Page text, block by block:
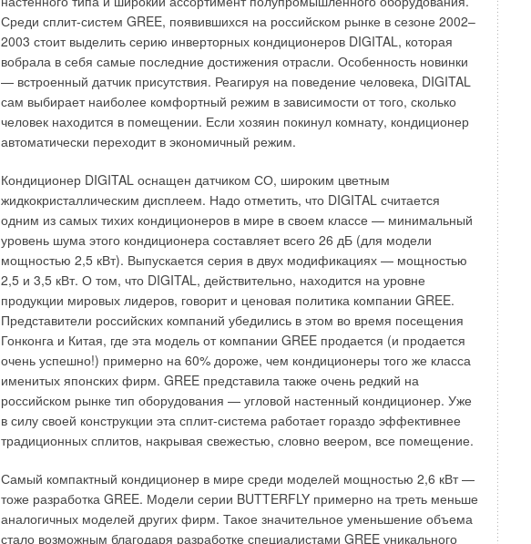
Среди сплит-систем GREE, появившихся на российском рынке в сезоне 2002–
2003 стоит выделить серию инверторных кондиционеров DIGITAL, которая
вобрала в себя самые последние достижения отрасли. Особенность новинки
— встроенный датчик присутствия. Реагируя на поведение человека, DIGITAL
сам выбирает наиболее комфортный режим в зависимости от того, сколько
человек находится в помещении. Если хозяин покинул комнату, кондиционер
автоматически переходит в экономичный режим.
Кондиционер DIGITAL оснащен датчиком СО, широким цветным
жидкокристаллическим дисплеем. Надо отметить, что DIGITAL считается
одним из самых тихих кондиционеров в мире в своем классе — минимальный
уровень шума этого кондиционера составляет всего 26 дБ (для модели
мощностью 2,5 кВт). Выпускается серия в двух модификациях — мощностью
2,5 и 3,5 кВт. О том, что DIGITAL, действительно, находится на уровне
продукции мировых лидеров, говорит и ценовая политика компании GREE.
Представители российских компаний убедились в этом во время посещения
Гонконга и Китая, где эта модель от компании GREE продается (и продается
очень успешно!) примерно на 60% дороже, чем кондиционеры того же класса
именитых японских фирм. GREE представила также очень редкий на
российском рынке тип оборудования — угловой настенный кондиционер. Уже
в силу своей конструкции эта сплит-система работает гораздо эффективнее
традиционных сплитов, накрывая свежестью, словно веером, все помещение.
Самый компактный кондиционер в мире среди моделей мощностью 2,6 кВт —
тоже разработка GREE. Модели серии BUTTERFLY примерно на треть меньше
аналогичных моделей других фирм. Такое значительное уменьшение объема
стало возможным благодаря разработке специалистами GREE уникального
проблемами. Электрическая мощность установки, как правило, не перегружает
проводку загородного дома. В блоках, размещенных вблизи от жилой зоны,
могут быть использованы малошумные вентиляторы.
Разработка и воплощение современной энергоэффективной и комфортной
вентиляционной системы для коттеджа — это не только выбор блока
обработки воздуха. Необходимо правильно подбирать вспомогательное
обслуживаемые помещения, а отработанный, рециркуляционный, не покинет
дом и учитывать при расчетах все характеристики климатического
оборудования, размещаемого в коттедже.
→
Влияние стак‑эффекта на систему противодымной вентиляции в многоэтажных
жилых зданиях
ЖУРНАЛ СОК ИЮНЬ 2026
→
Влияние параметров информационных потоков и типов вычислительных
нагрузок на энергоэффективность систем обеспечения микроклимата центров
обработки данных
ЖУРНАЛ СОК ИЮНЬ 2026
Свежий воздух без компромиссов: новые приточно-вытяжные установки SHUFT
UniMAX для квартиры и частного дома
ЖУРНАЛ СОК ИЮНЬ 2026
→ Вентиляция жилых помещений
ЖУРНАЛ СОК ИЮНЬ 2026
→
Анализ российского рынка сплит-систем на основе макроэкономических